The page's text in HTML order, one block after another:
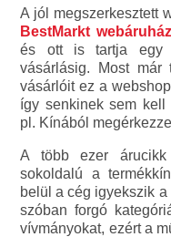
A jól megszerkesztett
BestMarkt webáruház
és ott is tartja egy
vásárlásig. Most már
vásárlóit ez a
így senkinek sem kell
pl. Kínából
A több ezer
sokoldalú a
belül a cég igyekszik
szóban forgó
vívmányokat, ezért a